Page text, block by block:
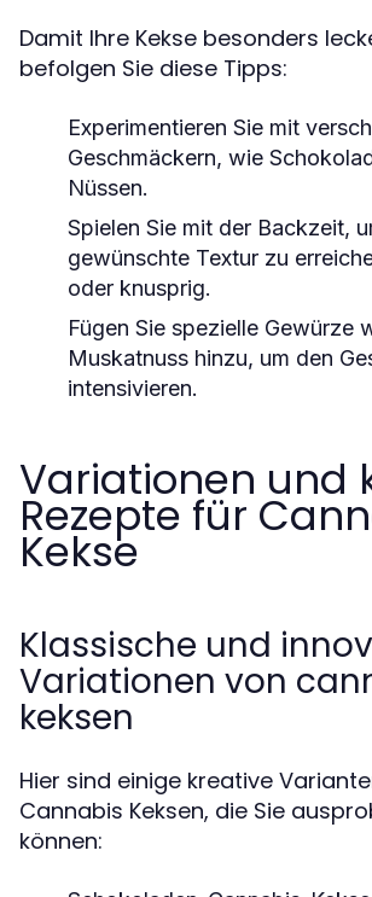
Damit Ihre Kekse besonders
befolgen Sie diese Tipps:
Experimentieren Sie mit
Geschmäckern, wie
Nüssen.
Spielen Sie mit der Backzeit,
gewünschte Textur zu
oder knusprig.
Fügen Sie spezielle Gewürze
Muskatnuss hinzu, um den
intensivieren.
Variationen und
Rezepte für
Kekse
Klassische und
Variationen von
keksen
Hier sind einige kreative
Cannabis Keksen, die Sie
können: